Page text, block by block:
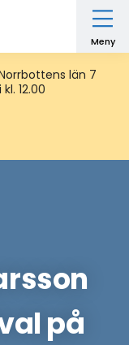
Meny
län 7
12.00
på